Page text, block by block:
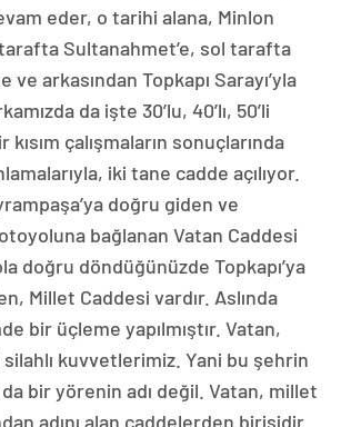
eder, o tarihi alana, Minlon
tarafta Sultanahmet’e, sol tarafta
ve arkasından Topkapı Sarayı’yla
da işte 30’lu, 40’lı, 50’li
kısım çalışmaların sonuçlarında
iki tane cadde açılıyor.
doğru giden ve
bağlanan Vatan Caddesi
doğru döndüğünüzde Topkapı’ya
Millet Caddesi vardır. Aslında
bir üçleme yapılmıştır. Vatan,
kuvvetlerimiz. Yani bu şehrin
bir yörenin adı değil. Vatan, millet
adını alan caddelerden birisidir.